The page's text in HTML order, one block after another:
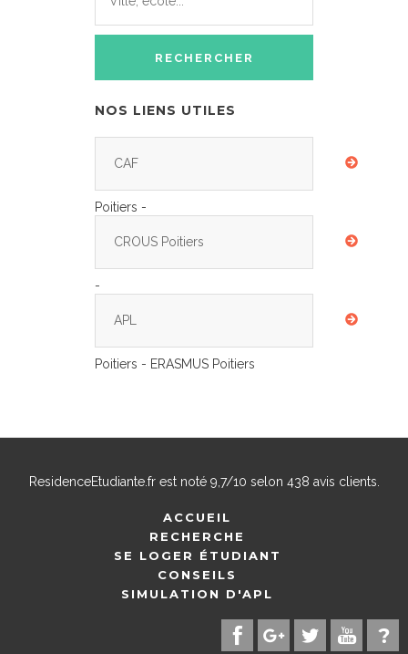
NOS LIENS UTILES
CAF
Poitiers -
CROUS Poitiers
-
APL
Poitiers - ERASMUS Poitiers
ResidenceEtudiante.frest noté 9,7/10 selon 438 avis clients.
ACCUEIL
RECHERCHE
SE LOGER ÉTUDIANT
CONSEILS
SIMULATION D'APL